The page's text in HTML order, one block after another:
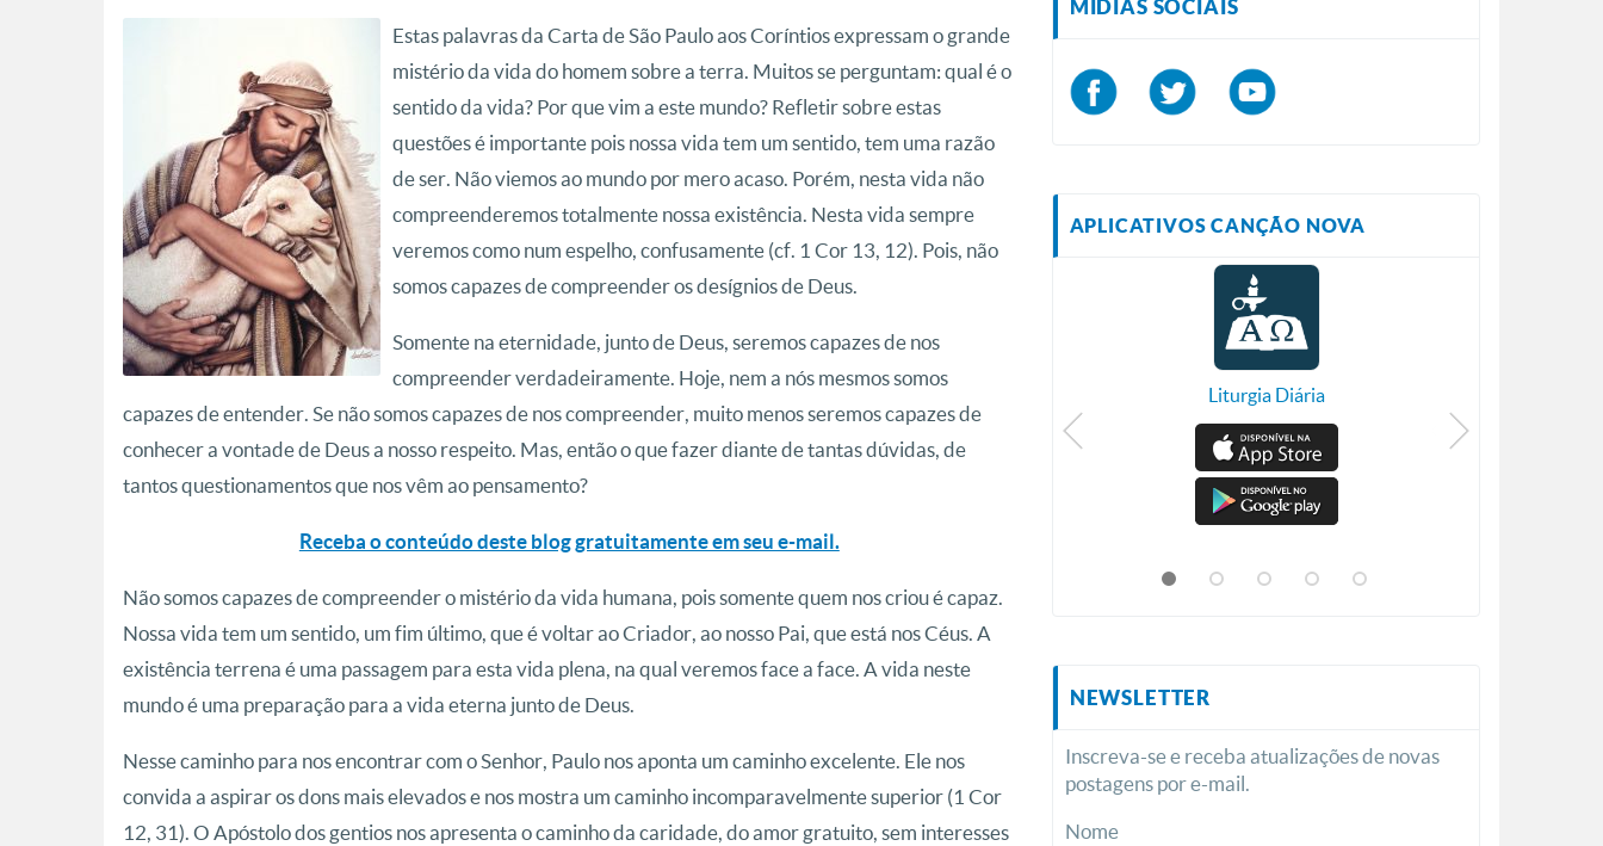
Estas palavras da Carta de São Paulo aos Coríntios expressam o grande
mistério da vida do homem sobre a terra. Muitos se perguntam: qual é o
sentido da vida? Por que vim a este mundo? Refletir sobre estas
questões é importante pois nossa vida tem um sentido, tem uma razão
de ser. Não viemos ao mundo por mero acaso. Porém, nesta vida não
compreenderemos totalmente nossa existência. Nesta vida sempre
veremos como num espelho, confusamente (cf. 1 Cor 13, 12). Pois, não
somos capazes de compreender os desígnios de Deus.
Somente na eternidade, junto de Deus, seremos capazes de nos
compreender verdadeiramente. Hoje, nem a nós mesmos somos
capazes de entender. Se não somos capazes de nos compreender, muito menos seremos capazes de
conhecer a vontade de Deus a nosso respeito. Mas, então o que fazer diante de tantas dúvidas, de
tantos questionamentos que nos vêm ao pensamento?
Receba o conteúdo deste blog gratuitamente em seu e-mail.
Não somos capazes de compreender o mistério da vida humana, pois somente quem nos criou é capaz.
Nossa vida tem um sentido, um fim último, que é voltar ao Criador, ao nosso Pai, que está nos Céus. A
existência terrena é uma passagem para esta vida plena, na qual veremos face a face. A vida neste
mundo é uma preparação para a vida eterna junto de Deus.
Nesse caminho para nos encontrar com o Senhor, Paulo nos aponta um caminho excelente. Ele nos
convida a aspirar os dons mais elevados e nos mostra um caminho incomparavelmente superior (1 Cor
12, 31). O Apóstolo dos gentios nos apresenta o caminho da caridade, do amor gratuito, sem interesses
MIDIAS SOCIAIS
APLICATIVOS CANÇÃO NOVA
Liturgia Diária
NEWSLETTER
Inscreva-se e receba atualizações de novas
postagens por e-mail.
Nome